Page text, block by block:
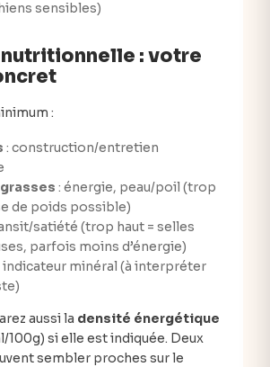
sensibles)
nutritionnelle : votre
:
: construction/entretien
: énergie, peau/poil (trop
de poids possible)
satiété (trop haut = selles
parfois moins d’énergie)
indicateur minéral (à interpréter
aussi la densité énergétique
100g) si elle est indiquée. Deux
sembler proches sur le